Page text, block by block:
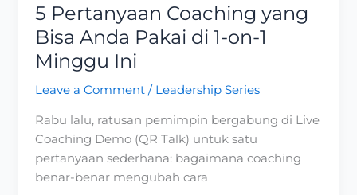
5 Pertanyaan Coaching yang
Bisa Anda Pakai di 1-on-1
Minggu Ini
Leave a Comment / Leadership Series
Rabu lalu, ratusan pemimpin bergabung di Live
Coaching Demo (QR Talk) untuk satu
pertanyaan sederhana: bagaimana coaching
benar-benar mengubah cara
5
Pertanyaan
Coaching
yang
Bisa
Pakai
di
1-
on-